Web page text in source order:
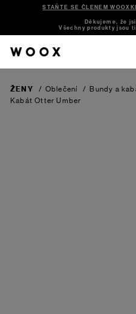
STAŇTE SE ČLENEM
Děkujeme, že
Všechny produkty jsou
ŽENY / Oblečení / Bundy a
Kabát OtterUmber